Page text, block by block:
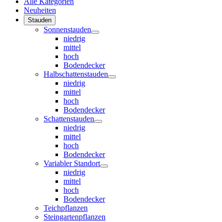
Neuheiten
Stauden
Sonnenstauden
niedrig
mittel
hoch
Bodendecker
Halbschattenstauden
niedrig
mittel
hoch
Bodendecker
Schattenstauden
niedrig
mittel
hoch
Bodendecker
Variabler Standort
niedrig
mittel
hoch
Bodendecker
Teichpflanzen
Steingartenpflanzen